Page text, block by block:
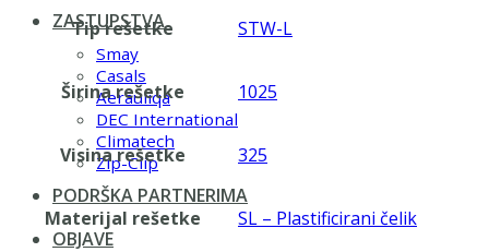
ZASTUPSTVA
Smay
Casals
Aerauliqa
DEC International
Climatech
Zip-Clip
PODRŠKA PARTNERIMA
OBJAVE
Tip rešetke STW-L
Širina rešetke 1025
Visina rešetke 325
Materijal rešetke SL – Plastificirani čelik